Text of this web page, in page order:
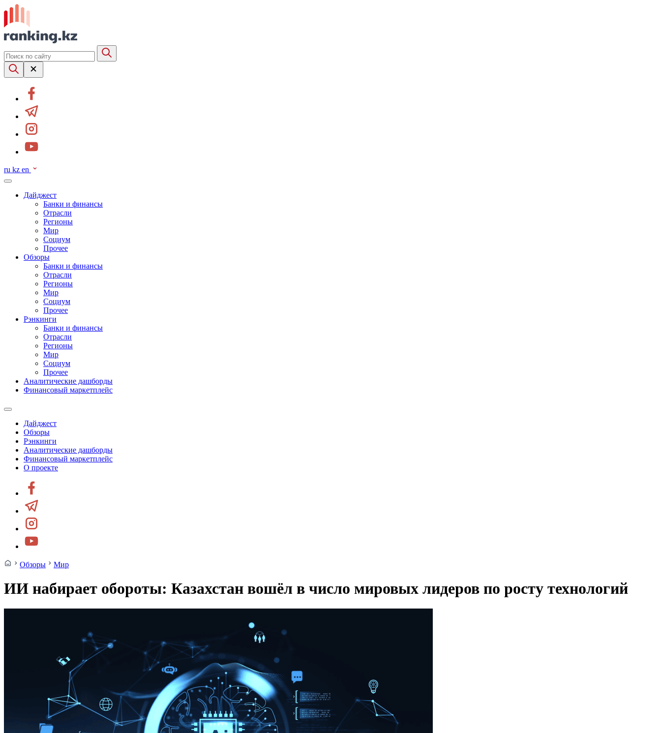
ru kz en
Дайджест
Банки и финансы
Отрасли
Регионы
Мир
Социум
Прочее
Обзоры
Банки и финансы
Отрасли
Регионы
Мир
Социум
Прочее
Рэнкинги
Банки и финансы
Отрасли
Регионы
Мир
Социум
Прочее
Аналитические дашборды
Финансовый маркетплейс
Дайджест
Обзоры
Рэнкинги
Аналитические дашборды
Финансовый маркетплейс
О проекте
Обзоры Мир
ИИ набирает обороты: Казахстан вошёл в число мировых лидеров по росту технологий